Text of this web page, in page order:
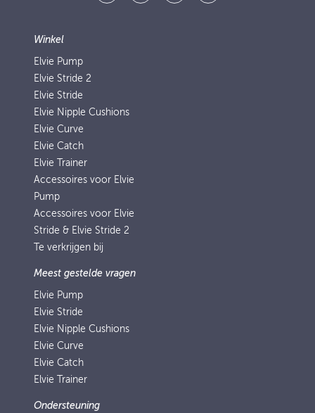
Winkel
Elvie Pump
Elvie Stride 2
Elvie Stride
Elvie Nipple Cushions
Elvie Curve
Elvie Catch
Elvie Trainer
Accessoires voor Elvie
Pump
Accessoires voor Elvie
Stride & Elvie Stride 2
Te verkrijgen bij
Meest gestelde vragen
Elvie Pump
Elvie Stride
Elvie Nipple Cushions
Elvie Curve
Elvie Catch
Elvie Trainer
Ondersteuning